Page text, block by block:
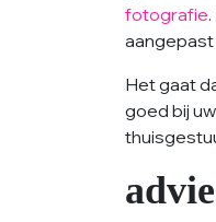
fotografie
aangepast
Het gaat
goed bij